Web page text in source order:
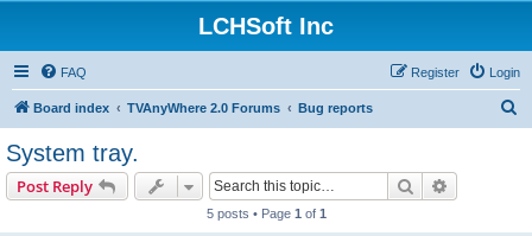
LCHSoft Inc
FAQ Login
Register
Board index TVAnyWhere 2.0 Forums Bug reports
System tray.
Post Reply Search
5 posts • Page 1 of 1